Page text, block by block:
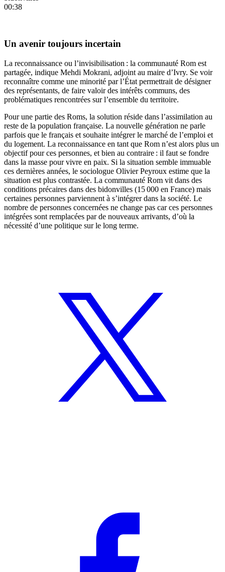
00:38
Un avenir toujours incertain
La reconnaissance ou l’invisibilisation : la communauté Rom est
partagée, indique Mehdi Mokrani, adjoint au maire d’Ivry. Se voir
reconnaître comme une minorité par l’État permettrait de désigner
des représentants, de faire valoir des intérêts communs, des
problématiques rencontrées sur l’ensemble du territoire.
Pour une partie des Roms, la solution réside dans l’assimilation au
reste de la population française. La nouvelle génération ne parle
parfois que le français et souhaite intégrer le marché de l’emploi et
du logement. La reconnaissance en tant que Rom n’est alors plus un
objectif pour ces personnes, et bien au contraire : il faut se fondre
dans la masse pour vivre en paix. Si la situation semble immuable
ces dernières années, le sociologue Olivier Peyroux estime que la
situation est plus contrastée. La communauté Rom vit dans des
conditions précaires dans des bidonvilles (15 000 en France) mais
certaines personnes parviennent à s’intégrer dans la société. Le
nombre de personnes concernées ne change pas car ces personnes
intégrées sont remplacées par de nouveaux arrivants, d’où la
nécessité d’une politique sur le long terme.